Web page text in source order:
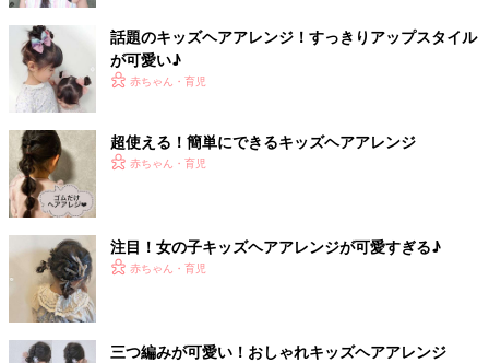
話題のキッズヘアアレンジ！すっきりアップスタイル
が可愛い♪
赤ちゃん・育児
超使える！簡単にできるキッズヘアアレンジ
赤ちゃん・育児
注目！女の子キッズヘアアレンジが可愛すぎる♪
赤ちゃん・育児
三つ編みが可愛い！おしゃれキッズヘアアレンジ